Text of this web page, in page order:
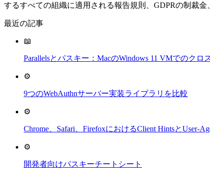
するすべての組織に適用される報告規則、GDPRの制裁
最近の記事
📖
Parallelsとパスキー：MacのWindows 11 VMでのクロ
⚙️
9つのWebAuthnサーバー実装ライブラリを比較
⚙️
Chrome、Safari、FirefoxにおけるClient HintsとUser-
⚙️
開発者向けパスキーチートシート